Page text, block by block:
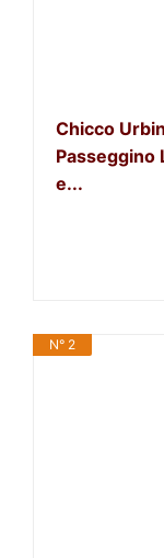
Chicco
Passeggino
e...
N° 2